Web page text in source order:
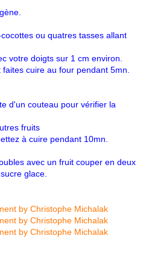
ou quatres tasses allant
votre doigts sur 1 cm environ.
cuire au four pendant 5mn.
d'un couteau pour vérifier la
fruits
à cuire pendant 10mn.
avec un fruit couper en deux
glace.